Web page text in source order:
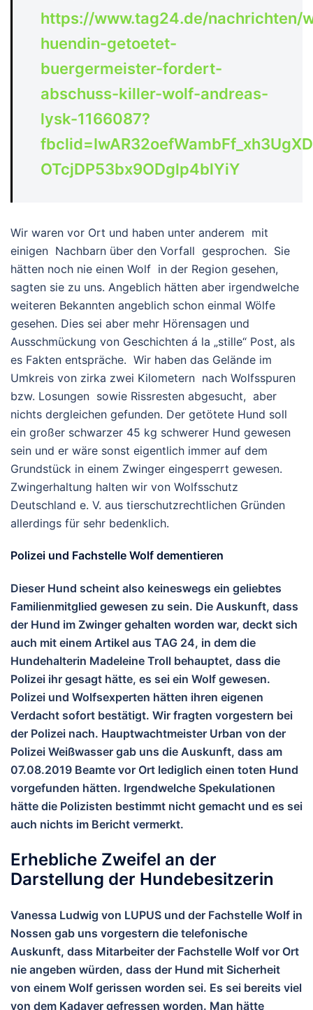
https://www.tag24.de/nachrichten/
huendin-getoetet-
buergermeister-fordert-
abschuss-killer-wolf-andreas-
lysk-1166087?
OTcjDP53bx9ODglp4blYiY
Wir waren vor Ort und haben unter anderem mit
einigen Nachbarn über den Vorfall gesprochen. Sie
hätten noch nie einen Wolf in der Region gesehen,
sagten sie zu uns. Angeblich hätten aber irgendwelche
weiteren Bekannten angeblich schon einmal Wölfe
gesehen. Dies sei aber mehr Hörensagen und
Ausschmückung von Geschichten á la „stille“ Post, als
es Fakten entspräche. Wir haben das Gelände im
Umkreis von zirka zwei Kilometern nach Wolfsspuren
bzw. Losungen sowie Rissresten abgesucht, aber
nichts dergleichen gefunden. Der getötete Hund soll
ein großer schwarzer 45 kg schwerer Hund gewesen
sein und er wäre sonst eigentlich immer auf dem
Grundstück in einem Zwinger eingesperrt gewesen.
Zwingerhaltung halten wir von Wolfsschutz
Deutschland e. V. aus tierschutzrechtlichen Gründen
allerdings für sehr bedenklich.
Polizei und Fachstelle Wolf dementieren
Dieser Hund scheint also keineswegs ein geliebtes
Familienmitglied gewesen zu sein. Die Auskunft, dass
der Hund im Zwinger gehalten worden war, deckt sich
auch mit einem Artikel aus TAG 24, in dem die
Hundehalterin Madeleine Troll behauptet, dass die
Polizei ihr gesagt hätte, es sei ein Wolf gewesen.
Polizei und Wolfsexperten hätten ihren eigenen
Verdacht sofort bestätigt. Wir fragten vorgestern bei
der Polizei nach. Hauptwachtmeister Urban von der
Polizei Weißwasser gab uns die Auskunft, dass am
07.08.2019 Beamte vor Ort lediglich einen toten Hund
vorgefunden hätten. Irgendwelche Spekulationen
hätte die Polizisten bestimmt nicht gemacht und es sei
auch nichts im Bericht vermerkt.
Erhebliche Zweifel an der
Darstellung der Hundebesitzerin
Vanessa Ludwig von LUPUS und der Fachstelle Wolf in
Nossen gab uns vorgestern die telefonische
Auskunft, dass Mitarbeiter der Fachstelle Wolf vor Ort
nie angeben würden, dass der Hund mit Sicherheit
von einem Wolf gerissen worden sei. Es sei bereits viel
von dem Kadaver gefressen worden. Man hätte